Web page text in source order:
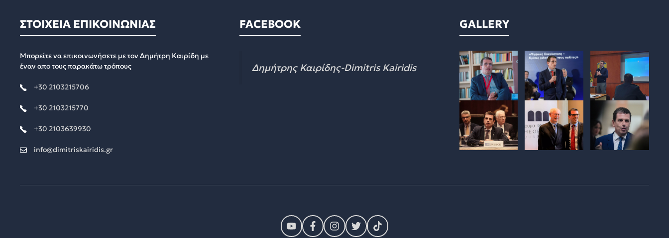
ΣΤΟΙΧΕΙΑ ΕΠΙΚΟΙΝΩΝΙΑΣ
Μπορείτε να επικοινωνήσετε με τον Δημήτρη Καιρίδη με
έναν απο τους παρακάτω τρόπους
+30 2103215706
+30 2103215770
+30 2103639930
info@dimitriskairidis.gr
FACEBOOK
Δημήτρης Καιρίδης-Dimitris Kairidis
GALLERY